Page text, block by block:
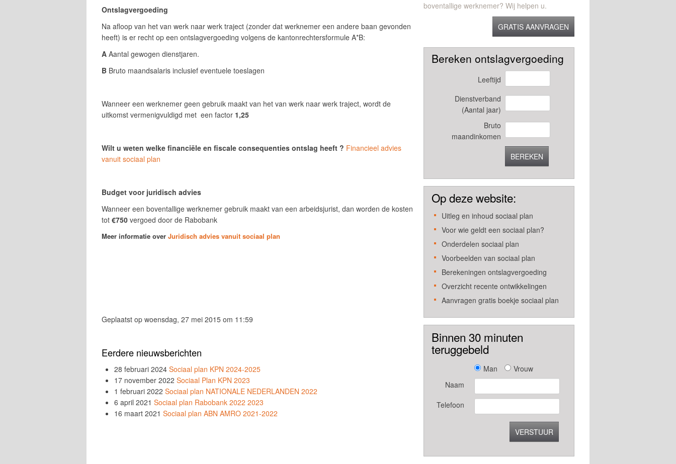
Ontslagvergoeding
Na afloop van het van werk naar werk traject (zonder dat werknemer een andere baan gevonden
heeft) is er recht op een ontslagvergoeding volgens de kantonrechtersformule A*B:
A Aantal gewogen dienstjaren.
B Bruto maandsalaris inclusief eventuele toeslagen
Wanneer een werknemer geen gebruik maakt van het van werk naar werk traject, wordt de
uitkomst vermenigvuldigd met een factor 1,25
Wilt u weten welke financiële en fiscale consequenties ontslag heeft ? Financieel advies
vanuit sociaal plan
Budget voor juridisch advies
Wanneer een boventallige werknemer gebruik maakt van een arbeidsjurist, dan worden de kosten
tot €750 vergoed door de Rabobank
Meer informatie over Juridisch advies vanuit sociaal plan
Geplaatst op woensdag, 27 mei 2015 om 11:59
Eerdere nieuwsberichten
28 februari 2024 Sociaal plan KPN 2024-2025
17 november 2022 Sociaal Plan KPN 2023
1 februari 2022 Sociaal plan NATIONALE NEDERLANDEN 2022
6 april 2021 Sociaal plan Rabobank 2022 2023
16 maart 2021 Sociaal plan ABN AMRO 2021-2022
boventallige werknemer? Wij helpen u.
GRATIS AANVRAGEN
Bereken ontslagvergoeding
Leeftijd
Dienstverband
(Aantal jaar)
Bruto
maandinkomen
BEREKEN
Op deze website:
Uitleg en inhoud sociaal plan
Voor wie geldt een sociaal plan?
Onderdelen sociaal plan
Voorbeelden van sociaal plan
Berekeningen ontslagvergoeding
Overzicht recente ontwikkelingen
Aanvragen gratis boekje sociaal plan
Binnen 30 minuten
teruggebeld
Man
Vrouw
Naam
Telefoon
VERSTUUR